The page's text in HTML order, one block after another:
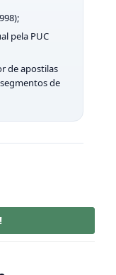
pela PUC
de apostilas
de